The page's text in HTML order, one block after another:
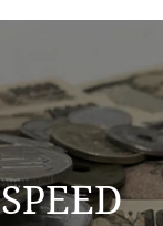
SPEED